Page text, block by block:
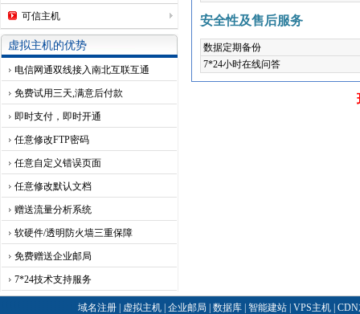
可信主机
虚拟主机的优势
电信网通双线接入南北互联互通
免费试用三天,满意后付款
即时支付，即时开通
任意修改FTP密码
任意自定义错误页面
任意修改默认文档
赠送流量分析系统
软硬件/透明防火墙三重保障
免费赠送企业邮局
7*24技术支持服务
安全性及售后服务
数据定期备份
7*24小时在线问答
域名注册 虚拟主机 企业邮局 数据库 智能建站 VPS主机